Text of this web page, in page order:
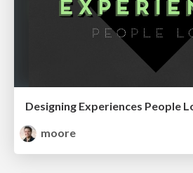
Designing Experiences People
moore